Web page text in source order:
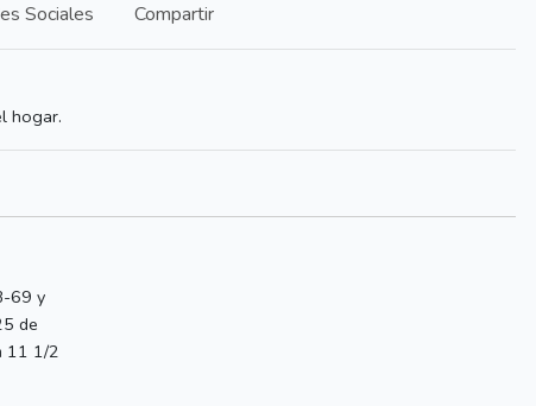
Sociales Compartir
hogar.
69 y
de
11 1/2